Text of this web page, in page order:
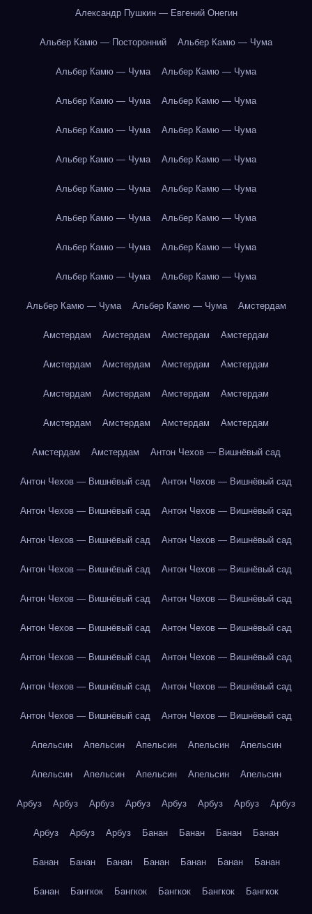
Александр Пушкин — Евгений Онегин
Альбер Камю — Посторонний Альбер Камю — Чума
Альбер Камю — Чума Альбер Камю — Чума
Альбер Камю — Чума Альбер Камю — Чума
Альбер Камю — Чума Альбер Камю — Чума
Альбер Камю — Чума Альбер Камю — Чума
Альбер Камю — Чума Альбер Камю — Чума
Альбер Камю — Чума Альбер Камю — Чума
Альбер Камю — Чума Альбер Камю — Чума
Альбер Камю — Чума Альбер Камю — Чума
Альбер Камю — Чума Альбер Камю — Чума Амстердам
Амстердам Амстердам Амстердам Амстердам
Амстердам Амстердам Амстердам Амстердам
Амстердам Амстердам Амстердам Амстердам
Амстердам Амстердам Амстердам Амстердам
Амстердам Амстердам Антон Чехов — Вишнёвый сад
Антон Чехов — Вишнёвый сад Антон Чехов — Вишнёвый сад
Антон Чехов — Вишнёвый сад Антон Чехов — Вишнёвый сад
Антон Чехов — Вишнёвый сад Антон Чехов — Вишнёвый сад
Антон Чехов — Вишнёвый сад Антон Чехов — Вишнёвый сад
Антон Чехов — Вишнёвый сад Антон Чехов — Вишнёвый сад
Антон Чехов — Вишнёвый сад Антон Чехов — Вишнёвый сад
Антон Чехов — Вишнёвый сад Антон Чехов — Вишнёвый сад
Антон Чехов — Вишнёвый сад Антон Чехов — Вишнёвый сад
Антон Чехов — Вишнёвый сад Антон Чехов — Вишнёвый сад
Апельсин Апельсин Апельсин Апельсин Апельсин
Апельсин Апельсин Апельсин Апельсин Апельсин
Арбуз Арбуз Арбуз Арбуз Арбуз Арбуз Арбуз Арбуз
Арбуз Арбуз Арбуз Банан Банан Банан Банан
Банан Банан Банан Банан Банан Банан Банан
Банан Бангкок Бангкок Бангкок Бангкок Бангкок